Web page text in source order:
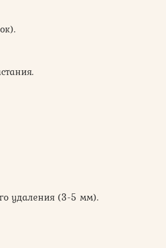
удаления (3-5 мм).